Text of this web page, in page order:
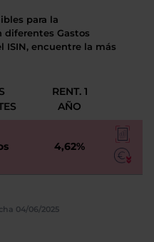
para la
diferentes Gastos
ISIN, encuentre la más
RENT. 1
AÑO
4,62%
04/06/2025